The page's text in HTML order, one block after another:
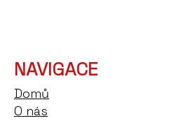
NAVIGACE
Domů
O nás